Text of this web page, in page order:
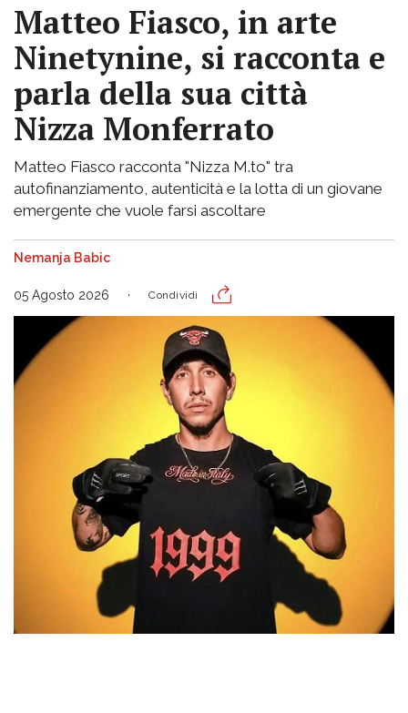
Matteo Fiasco, in arte
Ninetynine, si racconta e
parla della sua città
Nizza Monferrato
Matteo Fiasco racconta "Nizza M.to" tra
autofinanziamento, autenticità e la lotta di un giovane
emergente che vuole farsi ascoltare
Nemanja Babic
05 Agosto 2026 Condividi